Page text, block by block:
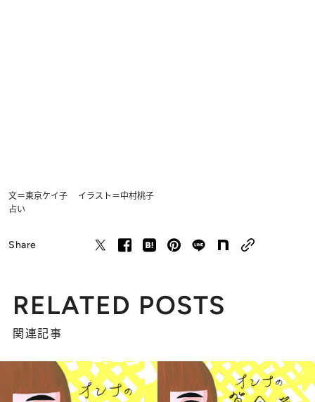
文＝東京ケイ子 イラスト＝中村桃子
占い
Share
RELATED POSTS
関連記事